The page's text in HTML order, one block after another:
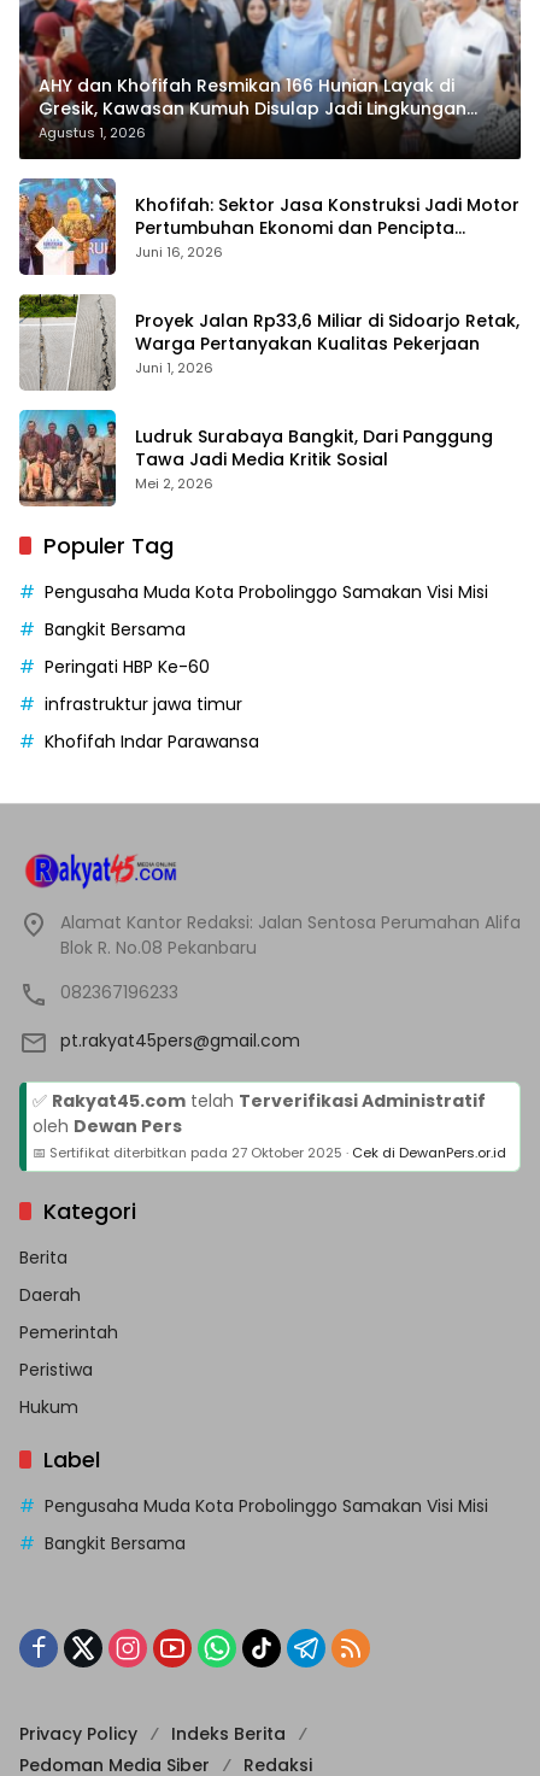
AHY dan Khofifah Resmikan 166 Hunian Layak di
Gresik, Kawasan Kumuh Disulap Jadi Lingkungan
ASRI
Agustus 1, 2026
Khofifah: Sektor Jasa Konstruksi Jadi Motor
Pertumbuhan Ekonomi dan Pencipta
Lapangan Kerja
Juni 16, 2026
Proyek Jalan Rp33,6 Miliar di Sidoarjo Retak,
Warga Pertanyakan Kualitas Pekerjaan
Juni 1, 2026
Ludruk Surabaya Bangkit, Dari Panggung
Tawa Jadi Media Kritik Sosial
Mei 2, 2026
Populer Tag
Pengusaha Muda Kota Probolinggo Samakan Visi Misi
Bangkit Bersama
Peringati HBP Ke-60
infrastruktur jawa timur
Khofifah Indar Parawansa
Alamat Kantor Redaksi: Jalan Sentosa Perumahan Alifa
Blok R. No.08 Pekanbaru
082367196233
pt.rakyat45pers@gmail.com
✅ Rakyat45.com telah Terverifikasi Administratif
oleh Dewan Pers
📅 Sertifikat diterbitkan pada 27 Oktober 2025 · Cek di DewanPers.or.id
Kategori
Berita
Daerah
Pemerintah
Peristiwa
Hukum
Label
Pengusaha Muda Kota Probolinggo Samakan Visi Misi
Bangkit Bersama
Privacy Policy
Indeks Berita
Pedoman Media Siber
Redaksi